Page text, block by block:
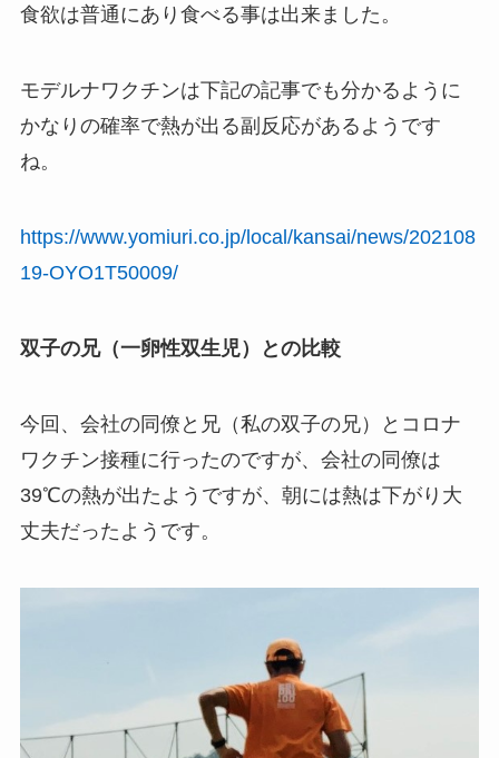
食欲は普通にあり食べる事は出来ました。
モデルナワクチンは下記の記事でも分かるように
かなりの確率で熱が出る副反応があるようです
ね。
https://www.yomiuri.co.jp/local/kansai/news/202108
19-OYO1T50009/
双子の兄（一卵性双生児）との比較
今回、会社の同僚と兄（私の双子の兄）とコロナ
ワクチン接種に行ったのですが、会社の同僚は
39℃の熱が出たようですが、朝には熱は下がり大
丈夫だったようです。